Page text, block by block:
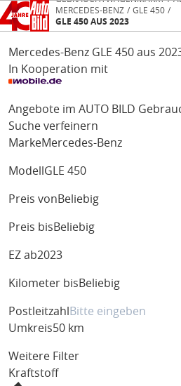
MERCEDES-BENZ
GLE 450
GLE 450 AUS 2023
Mercedes-Benz GLE 450 aus
In Kooperation mit
Angebote im AUTO BILD
Suche verfeinern
MarkeMercedes-Benz
Modell GLE 450
Preis von Beliebig
Preis bis Beliebig
EZ ab2023
Kilometer bis Beliebig
Postleitzahl
Umkreis50 km
Weitere Filter
Kraftstoff